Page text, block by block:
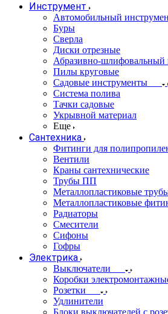
Инструмент
Автомобильный
Буры
Сверла
Диски отрезные
Абразивно-шлифовальный
Пилы круговые
Садовые инструменты
Система полива
Тачки садовые
Укрывной материал
Еще
Сантехника
Фитинги для
Вентили
Краны сантехнические
Трубы ПП
Металлопластиковые
Металлопластиковые
Радиаторы
Смесители
Сифоны
Гофры
Электрика
Выключатели
Коробки
Розетки
Удлинители
Блоки выключателей с